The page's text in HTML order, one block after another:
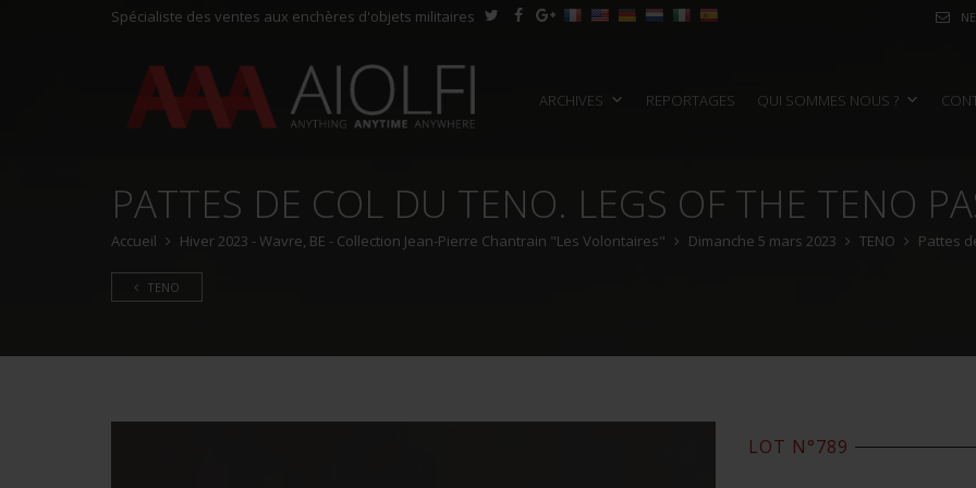
Spécialiste des ventes aux enchères d'objets militaires
ARCHIVES REPORTAGES QUI SOMMES NOUS ?
PATTES DE COL DU TENO. LEGS OF THE TENO
Accueil Hiver 2023 - Wavre, BE - Collection Jean-Pierre Chantrain "Les Volontaires" Dimanche 5 mars 2023 TENO Pattes
TENO
LOT N°789